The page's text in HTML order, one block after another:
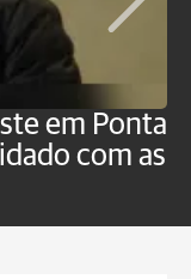
em Ponta
com as